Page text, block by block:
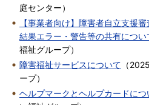
庭センター）
【事業者向け】障害者自立支援
結果エラー・警告等の共有につい
福祉グループ）
障害福祉サービスについて （
ープ）
ヘルプマークとヘルプカードにつ